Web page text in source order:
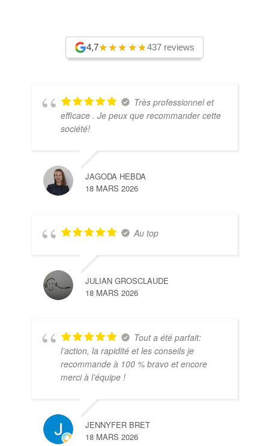
4,7 437 reviews
Très professionnel et
efficace . Je peux que recommander cette
société!
JAGODA HEBDA
18 MARS 2026
Au top
JULIAN GROSCLAUDE
18 MARS 2026
Tout a été parfait:
l’action, la rapidité et les conseils je
recommande à 100 % bravo et encore
merci à l’équipe !
JENNYFER BRET
18 MARS 2026